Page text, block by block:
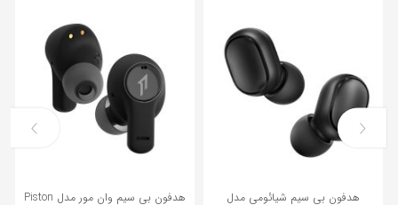
هدفون بی‌ سیم شیائومی مدل
هدفون بی سیم وان مور مدل Piston